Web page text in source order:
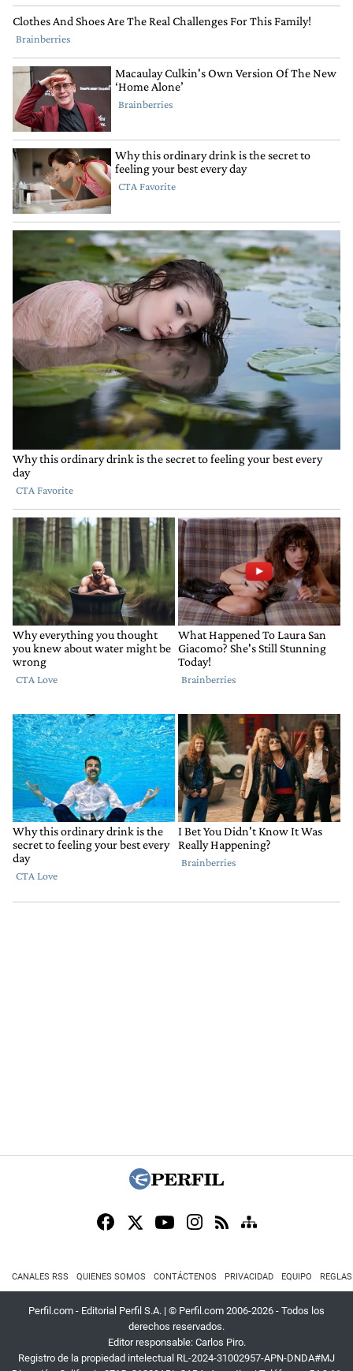
CANALES RSS QUIENES SOMOS CONTÁCTENOS PRIVACIDAD EQUIPO
Perfil.com - Editorial Perfil S.A. | © Perfil.com 2006-2026 - Todos los
derechos reservados.
Editor responsable: Carlos Piro.
Registro de la propiedad intelectual RL-2024-31002957-APN-DNDA#MJ